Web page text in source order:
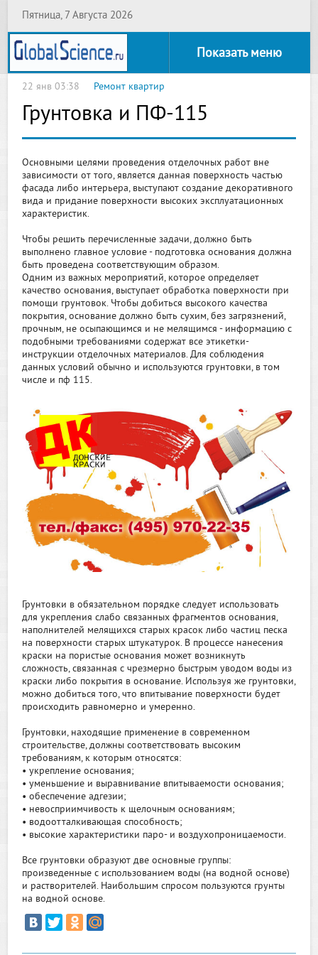
Пятница, 7 Августа 2026
Показать меню
22 янв 03:38 Ремонт квартир
Грунтовка и ПФ-115
Основными целями проведения отделочных работ вне
зависимости от того, является данная поверхность частью
фасада либо интерьера, выступают создание декоративного
вида и придание поверхности высоких эксплуатационных
характеристик.
Чтобы решить перечисленные задачи, должно быть
выполнено главное условие - подготовка основания должна
быть проведена соответствующим образом.
Одним из важных мероприятий, которое определяет
качество основания, выступает обработка поверхности при
помощи грунтовок. Чтобы добиться высокого качества
покрытия, основание должно быть сухим, без загрязнений,
прочным, не осыпающимся и не мелящимся - информацию с
подобными требованиями содержат все этикетки-
инструкции отделочных материалов. Для соблюдения
данных условий обычно и используются грунтовки, в том
числе и пф 115.
Грунтовки в обязательном порядке следует использовать
для укрепления слабо связанных фрагментов основания,
наполнителей мелящихся старых красок либо частиц песка
на поверхности старых штукатурок. В процессе нанесения
краски на пористые основания может возникнуть
сложность, связанная с чрезмерно быстрым уводом воды из
краски либо покрытия в основание. Используя же грунтовки,
можно добиться того, что впитывание поверхности будет
происходить равномерно и умеренно.
Грунтовки, находящие применение в современном
строительстве, должны соответствовать высоким
требованиям, к которым относятся:
• укрепление основания;
• уменьшение и выравнивание впитываемости основания;
• обеспечение адгезии;
• невосприимчивость к щелочным основаниям;
• водоотталкивающая способность;
• высокие характеристики паро- и воздухопроницаемости.
Все грунтовки образуют две основные группы:
произведенные с использованием воды (на водной основе)
и растворителей. Наибольшим спросом пользуются грунты
на водной основе.